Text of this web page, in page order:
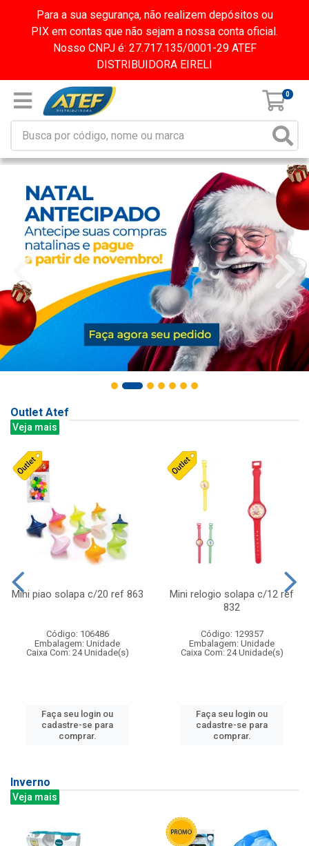
Para a sua segurança, não realizem depósitos ou
PIX em contas que não sejam a nossa conta oficial.
Nosso CNPJ é: 27.717.135/0001-29 ATEF
DISTRIBUIDORA EIRELI
0
Outlet Atef
Veja mais
Mini piao solapa c/20 ref 863
Código: 106486
Embalagem: Unidade
Caixa Com: 24 Unidade(s)
Faça seu login ou
cadastre-se para
comprar.
Mini relogio solapa c/12 ref
832
Código: 129357
Embalagem: Unidade
Caixa Com: 24 Unidade(s)
Faça seu login ou
cadastre-se para
comprar.
Inverno
Veja mais